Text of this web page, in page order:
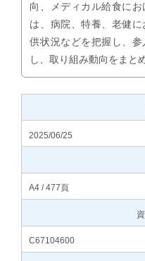
向、メディカル給食に
は、病院、特養、老健
供状況などを把握し、
し、取り組み動向をまと
2025/06/25
A4 / 477頁
C67104600